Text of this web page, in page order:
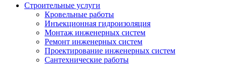
Строительные услуги
Кровельные работы
Инъекционная гидроизоляция
Монтаж инженерных систем
Ремонт инженерных систем
Проектирование инженерных систем
Сантехнические работы